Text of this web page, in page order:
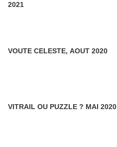
2021
VOUTE CELESTE, AOUT 2020
VITRAIL OU PUZZLE ? MAI 2020